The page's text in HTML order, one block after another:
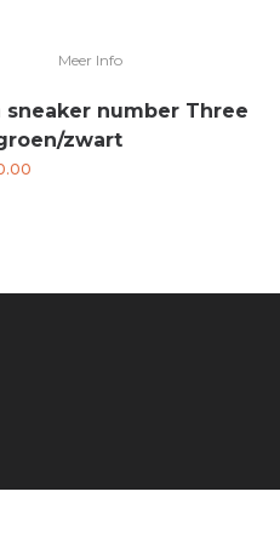
Meer Info
sneaker number Three
zwart